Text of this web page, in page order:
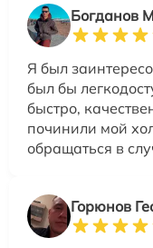
Богданов
Я был
был бы
быстро,
починили мой
обращаться в
Горюнов